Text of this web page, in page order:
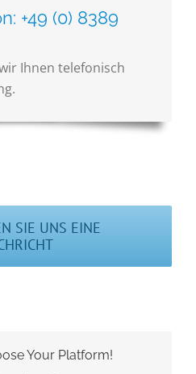
+49 (0) 8389
Ihnen telefonisch
SIE UNS EINE
Your Platform!